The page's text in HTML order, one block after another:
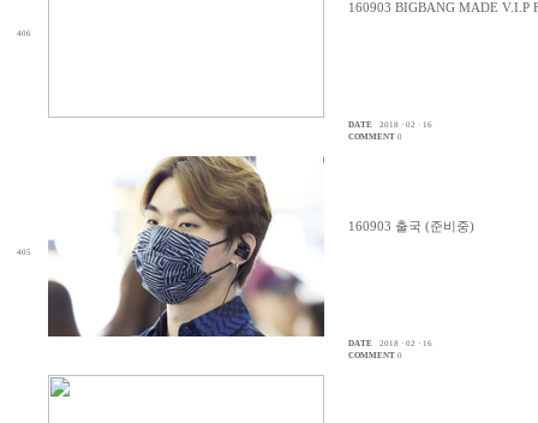
406
160903 BIGBANG MADE V.I.P
DATE
2018 · 02 · 16
COMMENT 0
405
160903 출국 (준비중)
DATE
2018 · 02 · 16
COMMENT 0